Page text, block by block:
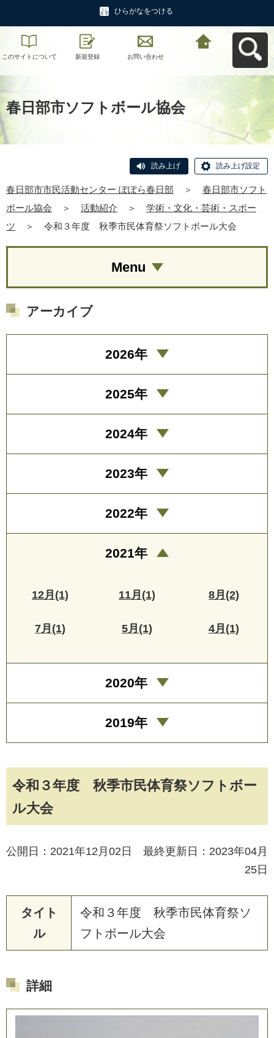
ひらがなをつける
このサイトについて 新規登録 お問い合わせ
春日部市ソフトボール協会
読み上げ 読み上げ設定
春日部市市民活動センター ぽぽら春日部 ＞
春日部市ソフト
ボール協会
＞ 活動紹介 ＞
学術・文化・芸術・スポー
ツ
＞ 令和３年度 秋季市民体育祭ソフトボール大会
令和３年度 秋季市民体育祭ソフトボー
ル大会
公開日：2021年12月02日 最終更新日：2023年04月
25日
タイト
ル
令和３年度 秋季市民体育祭ソ
フトボール大会
詳細
Menu
アーカイブ
2026年
2025年
2024年
2023年
2022年
2021年
12月(1) 11月(1) 8月(2)
7月(1) 5月(1) 4月(1)
2020年
2019年